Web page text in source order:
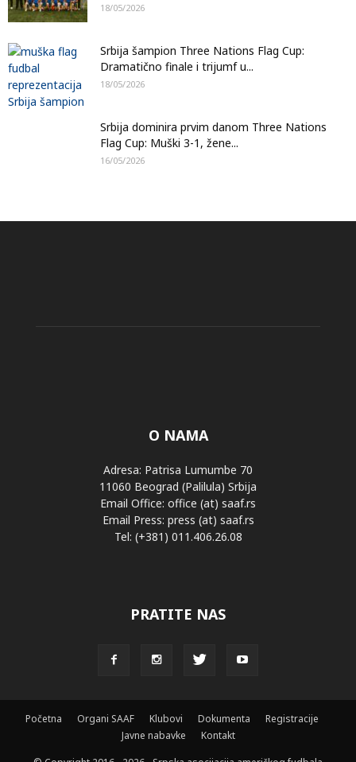
18/05/2026
Srbija šampion Three Nations Flag Cup:
Dramatično finale i trijumf u...
18/05/2026
Srbija dominira prvim danom Three Nations
Flag Cup: Muški 3-1, žene...
16/05/2026
O NAMA
Adresa: Patrisa Lumumbe 70
11060 Beograd (Palilula) Srbija
Email Office: office (at) saaf.rs
Email Press: press (at) saaf.rs
Tel: (+381) 011.406.26.08
PRATITE NAS
Početna Organi SAAF Klubovi Dokumenta
Registracije
Javne nabavke
Kontakt